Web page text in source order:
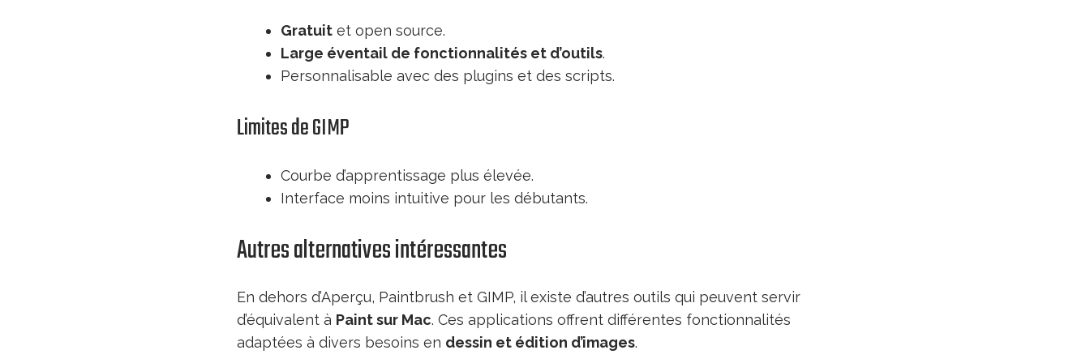
Gratuit et open source.
Large éventail de fonctionnalités et d’outils.
Personnalisable avec des plugins et des scripts.
Limites de GIMP
Courbe d’apprentissage plus élevée.
Interface moins intuitive pour les débutants.
Autres alternatives intéressantes
En dehors d’Aperçu, Paintbrush et GIMP, il existe d’autres outils qui peuvent servir
d’équivalent à Paint sur Mac. Ces applications offrent différentes fonctionnalités
adaptées à divers besoins en dessin et édition d’images.